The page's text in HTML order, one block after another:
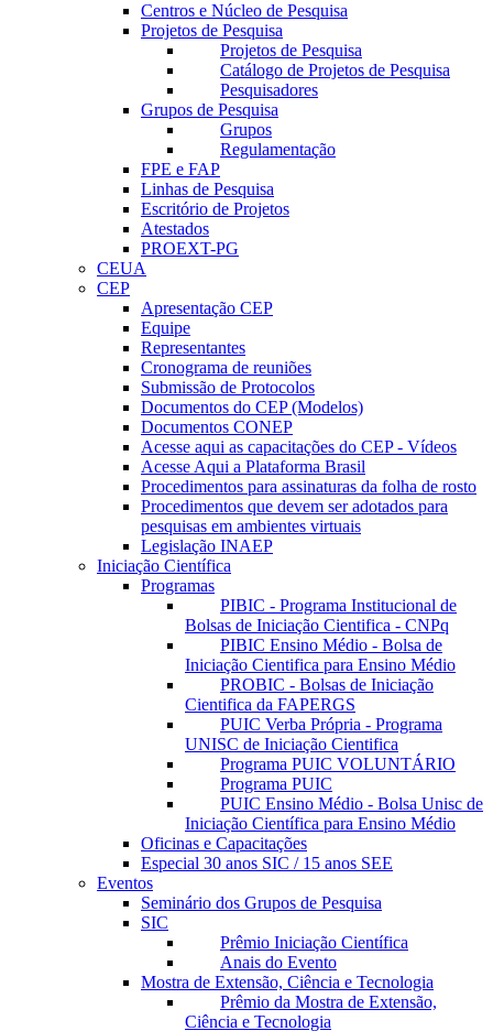
Centros e Núcleo de Pesquisa
Projetos de Pesquisa
Projetos de Pesquisa
Catálogo de Projetos de Pesquisa
Pesquisadores
Grupos de Pesquisa
Grupos
Regulamentação
FPE e FAP
Linhas de Pesquisa
Escritório de Projetos
Atestados
PROEXT-PG
CEUA
CEP
Apresentação CEP
Equipe
Representantes
Cronograma de reuniões
Submissão de Protocolos
Documentos do CEP (Modelos)
Documentos CONEP
Acesse aqui as capacitações do CEP - Vídeos
Acesse Aqui a Plataforma Brasil
Procedimentos para assinaturas da folha de rosto
Procedimentos que devem ser adotados para
pesquisas em ambientes virtuais
Legislação INAEP
Iniciação Científica
Programas
PIBIC - Programa Institucional de
Bolsas de Iniciação Cientifica - CNPq
PIBIC Ensino Médio - Bolsa de
Iniciação Cientifica para Ensino Médio
PROBIC - Bolsas de Iniciação
Cientifica da FAPERGS
PUIC Verba Própria - Programa
UNISC de Iniciação Cientifica
Programa PUIC VOLUNTÁRIO
Programa PUIC
PUIC Ensino Médio - Bolsa Unisc de
Iniciação Científica para Ensino Médio
Oficinas e Capacitações
Especial 30 anos SIC / 15 anos SEE
Eventos
Seminário dos Grupos de Pesquisa
SIC
Prêmio Iniciação Científica
Anais do Evento
Mostra de Extensão, Ciência e Tecnologia
Prêmio da Mostra de Extensão,
Ciência e Tecnologia